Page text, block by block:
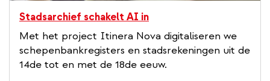
Stadsarchief schakelt AI in
Met het project Itinera Nova digitaliseren we
schepenbankregisters en stadsrekeningen uit de
14de tot en met de 18de eeuw.